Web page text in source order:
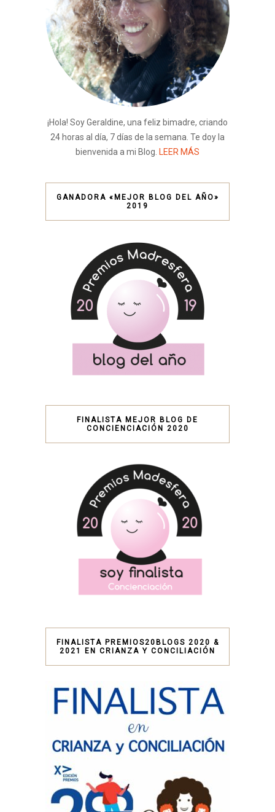
¡Hola! Soy Geraldine, una feliz bimadre, criando
24 horas al día, 7 días de la semana. Te doy la
bienvenida a mi Blog. LEER MÁS
GANADORA «MEJOR BLOG DEL AÑO»
2019
FINALISTA MEJOR BLOG DE
CONCIENCIACIÓN 2020
FINALISTA PREMIOS20BLOGS 2020 &
2021 EN CRIANZA Y CONCILIACIÓN